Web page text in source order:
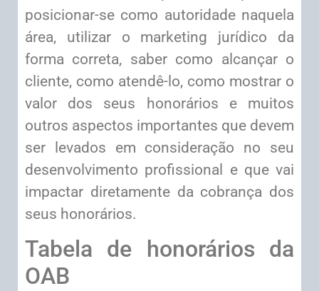
posicionar-se como autoridade naquela
área, utilizar o marketing jurídico da
forma correta, saber como alcançar o
cliente, como atendê-lo, como mostrar o
valor dos seus honorários e muitos
outros aspectos importantes que devem
ser levados em consideração no seu
desenvolvimento profissional e que vai
impactar diretamente da cobrança dos
seus honorários.
Tabela de honorários da
OAB